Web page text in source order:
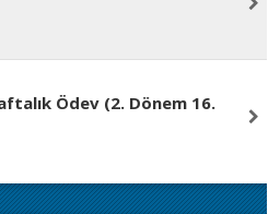
Ödev (2. Dönem 16.